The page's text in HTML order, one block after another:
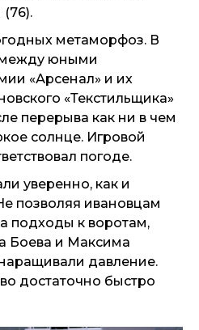
метаморфоз. В
между юными
«Арсенал» и их
«Текстильщика»
перерыва как ни в чем
солнце. Игровой
погоде.
уверенно, как и
позволяя ивановцам
подходы к воротам,
Боева и Максима
давление.
достаточно быстро